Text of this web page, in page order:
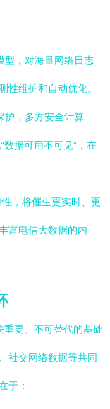
型，对海量网络日志
性维护和自动优化。
护，多方安全计算
数据可用不可见”，在
，将催生更实时、更
富电信大数据的内
重要、不可替代的基础
社交网络数据等共同
于：